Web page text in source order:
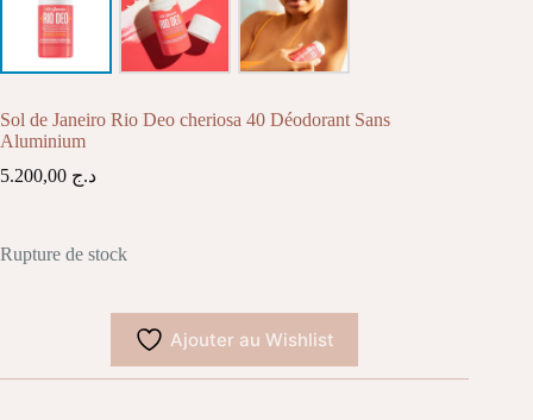
Sol de Janeiro Rio Deo cheriosa 40 Déodorant Sans
Aluminium
د.ج
Rupture de stock
Ajouter au Wishlist